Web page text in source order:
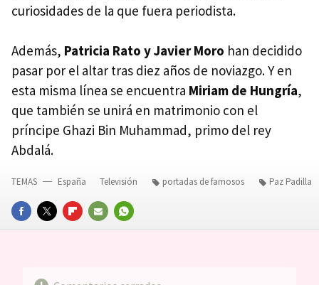
curiosidades de la que fuera periodista.
Además, Patricia Rato y Javier Moro han decidido
pasar por el altar tras diez años de noviazgo. Y en
esta misma línea se encuentra Miriam de Hungría,
que también se unirá en matrimonio con el
príncipe Ghazi Bin Muhammad, primo del rey
Abdalá.
FACEBOOKTWITTERFLIPBOARD
E-
WHATSAPP
TEMAS España Televisión portadas de famosos Paz Padilla